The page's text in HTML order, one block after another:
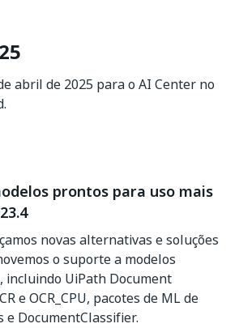
abril de 2025 para o AI Center no
prontos para uso mais
novas alternativas e soluções
o suporte a modelos
incluindo UiPath Document
e OCR_CPU, pacotes de ML de
e DocumentClassifier.